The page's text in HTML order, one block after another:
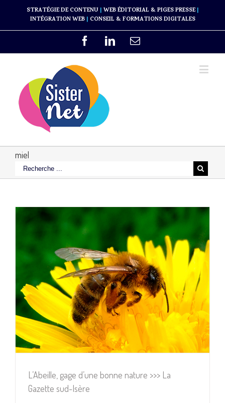
STRATÉGIE DE CONTENU | WEB ÉDITORIAL & PIGES PRESSE |
INTÉGRATION WEB | CONSEIL & FORMATIONS DIGITALES
miel
L’Abeille, gage d’une bonne nature >>> La
Gazette sud-Isère